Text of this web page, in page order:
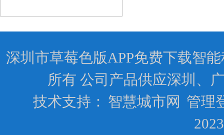
深圳市草莓色版APP免费下载智
所有 公司产品供应深圳、
技术支持： 智慧城市网 管理